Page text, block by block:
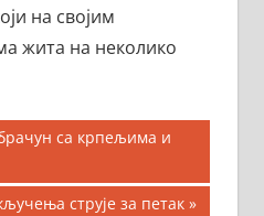
на својим
жита на неколико
са крпељима и
струје за петак